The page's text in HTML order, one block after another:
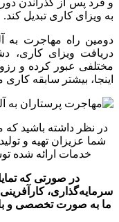
و فرد پس از گذراندن
به ویزای کاری تبدیل کند.
دومین راه مهاجرت به
دریافت ویزای کاری،
مختلفی عبور کرده و
اینجا، بیشتر سابقه
در نظر داشته باشید
شما عزیزان تهیه و
خدمات ارائه
در صورتی که
سرمایه‌گذاری،
ما به صورت تخصصی و با